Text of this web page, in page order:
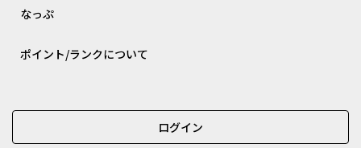
なっぷ
ポイント/ランクについて
ログイン